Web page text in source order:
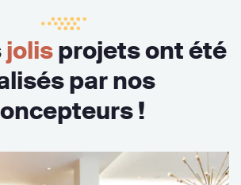
jolisprojets ont été
par nos
!